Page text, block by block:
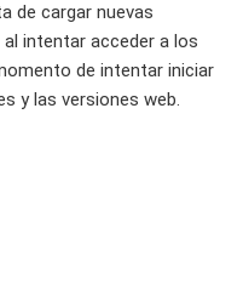
de cargar nuevas
intentar acceder a los
de intentar iniciar
y las versiones web.